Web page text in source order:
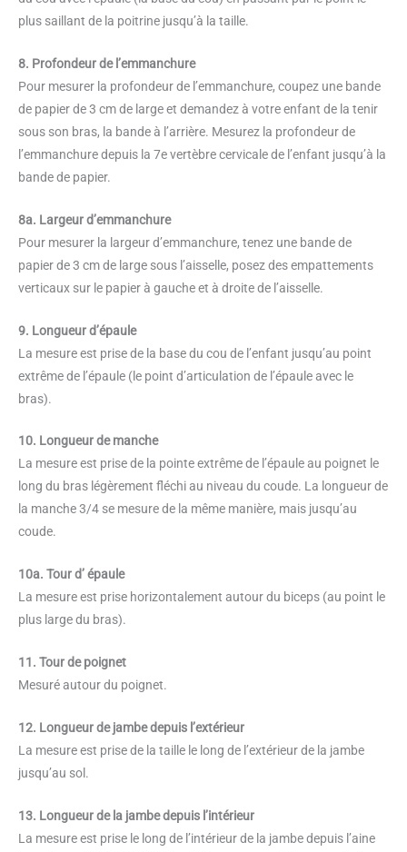
plus saillant de la poitrine jusqu’à la taille.
8. Profondeur de l’emmanchure
Pour mesurer la profondeur de l’emmanchure, coupez une bande
de papier de 3 cm de large et demandez à votre enfant de la tenir
sous son bras, la bande à l’arrière. Mesurez la profondeur de
l’emmanchure depuis la 7e vertèbre cervicale de l’enfant jusqu’à la
bande de papier.
8a. Largeur d’emmanchure
Pour mesurer la largeur d’emmanchure, tenez une bande de
papier de 3 cm de large sous l’aisselle, posez des empattements
verticaux sur le papier à gauche et à droite de l’aisselle.
9. Longueur d’épaule
La mesure est prise de la base du cou de l’enfant jusqu’au point
extrême de l’épaule (le point d’articulation de l’épaule avec le
bras).
10. Longueur de manche
La mesure est prise de la pointe extrême de l’épaule au poignet le
long du bras légèrement fléchi au niveau du coude. La longueur de
la manche 3/4 se mesure de la même manière, mais jusqu’au
coude.
10a. Tour d’ épaule
La mesure est prise horizontalement autour du biceps (au point le
plus large du bras).
11. Tour de poignet
Mesuré autour du poignet.
12. Longueur de jambe depuis l’extérieur
La mesure est prise de la taille le long de l’extérieur de la jambe
jusqu’au sol.
13. Longueur de la jambe depuis l’intérieur
La mesure est prise le long de l’intérieur de la jambe depuis l’aine